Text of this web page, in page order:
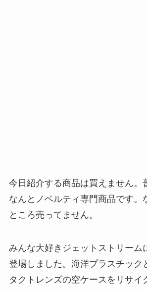
今日紹介する商品は買えません。
なんとノベルティ専門商品です。
ところ売ってません。
みんな大好きジェットストリーム
登場しました。海洋プラスチック
タクトレンズの空ケースをリサイ